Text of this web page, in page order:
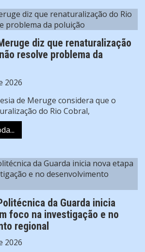
diz que renaturalização
resolve problema da
2026
de Meruge considera que o
do Rio Cobral,
da Guarda inicia
foco na investigação e no
regional
2026